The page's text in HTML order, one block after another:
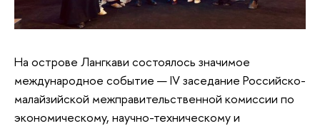
На острове Лангкави состоялось значимое
международное событие — IV заседание Российско-
малайзийской межправительственной комиссии по
экономическому, научно-техническому и